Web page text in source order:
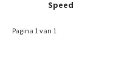
Speed
Pagina 1 van 1